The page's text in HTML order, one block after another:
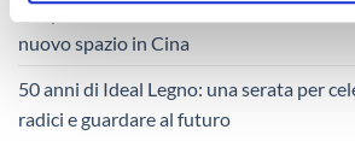
La Spina 90° Panna della Mind
nuovo spazio in Cina
50 anni di Ideal Legno: una serata per
radici e guardare al futuro